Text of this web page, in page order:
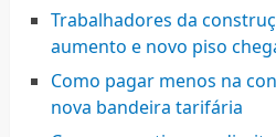
Trabalhadores da
aumento e novo piso
Como pagar menos na
nova bandeira tarifária